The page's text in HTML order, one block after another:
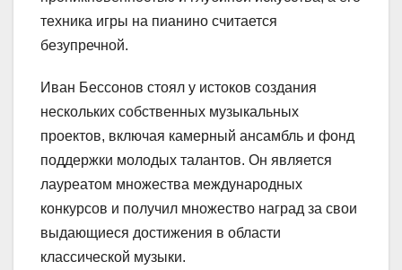
техника игры на пианино считается
безупречной.
Иван Бессонов стоял у истоков создания
нескольких собственных музыкальных
проектов, включая камерный ансамбль и фонд
поддержки молодых талантов. Он является
лауреатом множества международных
конкурсов и получил множество наград за свои
выдающиеся достижения в области
классической музыки.